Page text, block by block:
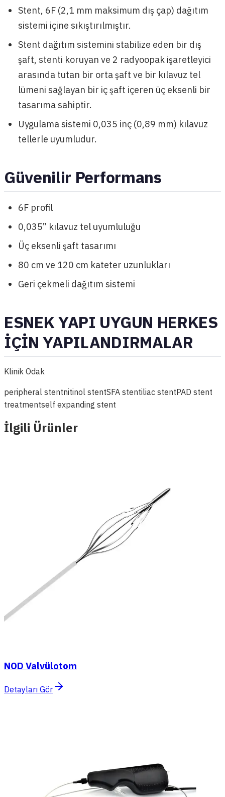
Stent, 6F (2,1 mm maksimum dış çap) dağıtım
sistemi içine sıkıştırılmıştır.
Stent dağıtım sistemini stabilize eden bir dış
şaft, stenti koruyan ve 2 radyoopak işaretleyici
arasında tutan bir orta şaft ve bir kılavuz tel
lümeni sağlayan bir iç şaft içeren üç eksenli bir
tasarıma sahiptir.
Uygulama sistemi 0,035 inç (0,89 mm) kılavuz
tellerle uyumludur.
Güvenilir Performans
6F profil
0,035” kılavuz tel uyumluluğu
Üç eksenli şaft tasarımı
80 cm ve 120 cm kateter uzunlukları
Geri çekmeli dağıtım sistemi
ESNEK YAPI UYGUN HERKES
İÇİN YAPILANDIRMALAR
Klinik Odak
peripheral stentnitinol stentSFA stentiliac stentPAD stent
treatmentself expanding stent
İlgili Ürünler
NOD Valvülotom
Detayları Gör